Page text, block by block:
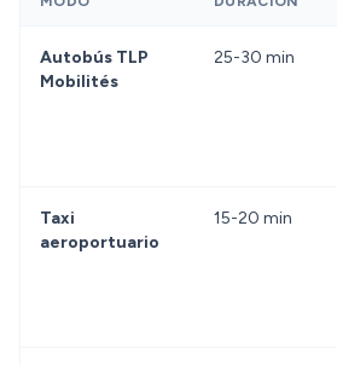
Autobús TLP
Mobilités
25-30 min
Taxi
aeroportuario
15-20 min